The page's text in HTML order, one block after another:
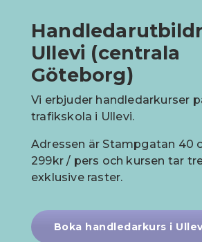
Ullevi (centrala
Göteborg)
Vi erbjuder handledarkurser
trafikskola i Ullevi.
Adressen är Stampgatan 40
299kr / pers och kursen tar
exklusive raster.
Boka handledarkurs i